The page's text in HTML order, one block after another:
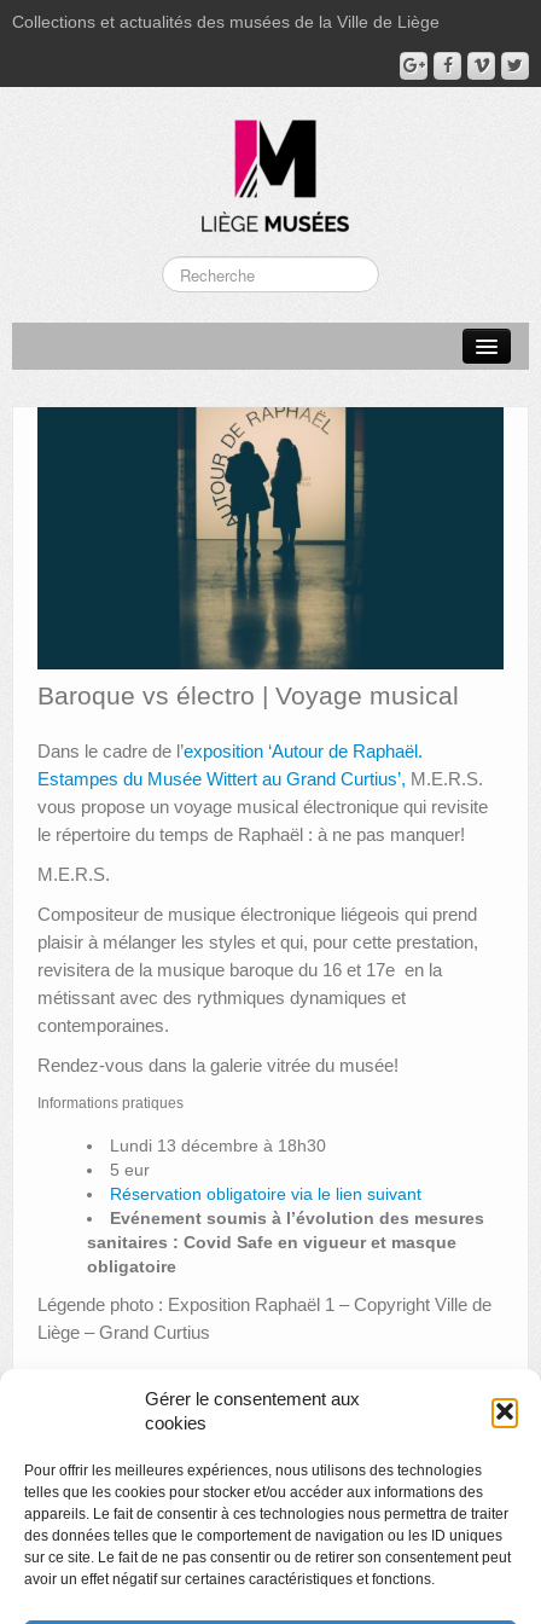
Gérer le consentement aux
cookies
Pour offrir les meilleures expériences, nous utilisons des technologies
telles que les cookies pour stocker et/ou accéder aux informations des
appareils. Le fait de consentir à ces technologies nous permettra de traiter
des données telles que le comportement de navigation ou les ID uniques
sur ce site. Le fait de ne pas consentir ou de retirer son consentement peut
avoir un effet négatif sur certaines caractéristiques et fonctions.
Collections et actualités des musées de la Ville de Liège
MUSÉE DU LUMINAIRE
FONDS PATRIMONIAUX
ANIMATIONS DES MUSÉES
PUBLICATIONS
LE PORTAIL DES COLLECTIONS
Baroque vs électro | Voyage musical
Dans le cadre de l’exposition ‘Autour de Raphaël.
Estampes du Musée Wittert au Grand Curtius’, M.E.R.S.
vous propose un voyage musical électronique qui revisite
le répertoire du temps de Raphaël : à ne pas manquer!
M.E.R.S.
Compositeur de musique électronique liégeois qui prend
plaisir à mélanger les styles et qui, pour cette prestation,
revisitera de la musique baroque du 16 et 17e en la
métissant avec des rythmiques dynamiques et
contemporaines.
Rendez-vous dans la galerie vitrée du musée!
Informations pratiques
Lundi 13 décembre à 18h30
5 eur
Réservation obligatoire via le lien suivant
Evénement soumis à l’évolution des mesures
sanitaires : Covid Safe en vigueur et masque
obligatoire
Légende photo : Exposition Raphaël 1 – Copyright Ville de
Liège – Grand Curtius
Visite en famille : les systèmes d’éclairage
TERRA MOSANA : 3 expériences interactives
Copyright